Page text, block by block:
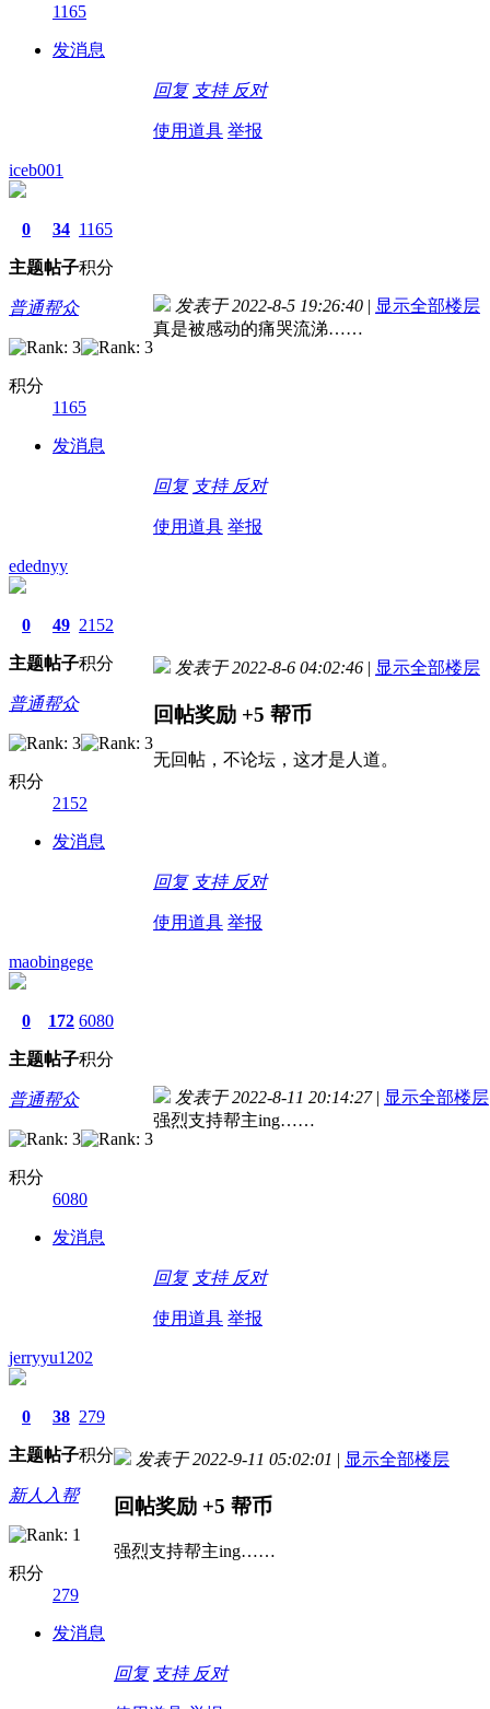
1165
发消息
回复 支持 反对
使用道具 举报
iceb001
0
主题
34
帖子
1165
积分
普通帮众
积分
1165
发消息
发表于 2022-8-5 19:26:40 | 显示全部楼层
真是被感动的痛哭流涕……
回复 支持 反对
使用道具 举报
edednyy
0
主题
49
帖子
2152
积分
普通帮众
积分
2152
发消息
发表于 2022-8-6 04:02:46 | 显示全部楼层
回帖奖励 +5 帮币
无回帖，不论坛，这才是人道。
回复 支持 反对
使用道具 举报
maobingege
0
主题
172
帖子
6080
积分
普通帮众
积分
6080
发消息
发表于 2022-8-11 20:14:27 | 显示全部楼层
强烈支持帮主ing……
回复 支持 反对
使用道具 举报
jerryyu1202
0
主题
38
帖子
279
积分
新人入帮
积分
279
发消息
发表于 2022-9-11 05:02:01 | 显示全部楼层
回帖奖励 +5 帮币
强烈支持帮主ing……
回复 支持 反对